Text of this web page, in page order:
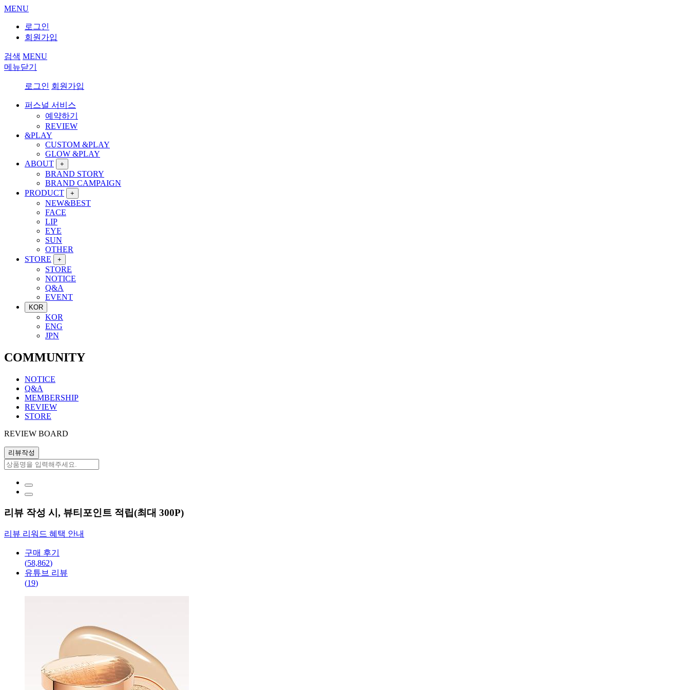
MENU
로그인
회원가입
검색 MENU
메뉴닫기
로그인 회원가입
퍼스널 서비스
예약하기
REVIEW
&PLAY
CUSTOM &PLAY
GLOW &PLAY
ABOUT
+
BRAND STORY
BRAND CAMPAIGN
PRODUCT
+
NEW&BEST
FACE
LIP
EYE
SUN
OTHER
STORE
+
STORE
NOTICE
Q&A
EVENT
KOR
KOR
ENG
JPN
COMMUNITY
NOTICE
Q&A
MEMBERSHIP
REVIEW
STORE
REVIEW BOARD
리뷰작성
리뷰 작성 시, 뷰티포인트 적립(최대 300P)
리뷰 리워드 혜택 안내
구매 후기
(58,862)
유튜브 리뷰
(19)